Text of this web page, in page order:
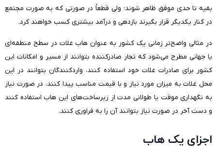
بقیه تا حدی موفق ظاهر شوند؛ ولی قطعاً در صورتی که به صورت مجتمع
در کنار یکدیگر قرار بگیرند بازدهی و درآمد بیشتری کسب خواهند کرد.
در مثالی واضح‌تر زمانی یک کشور به عنوان هاب غلات در سطح منطقه‌ای
یا جهانی مطرح می‌شود که تجار صادرکننده بتوانند از مسیر و امکانات این
کشور برای صادرات غلات خود استفاده کنند، واردکنندگان بتوانند در این
محل غلات به میزان مورد نیاز و با قیمت مناسب پیدا کنند، در صورت نیاز
به نگهداری موقت یا طولانی مدت از زیرساخت‌های این هاب استفاده کنند
و دست آخر در صورت نیاز بتوانند آن را به فراوری کنند.
اجزای یک هاب